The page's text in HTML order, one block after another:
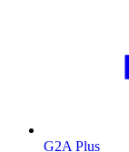
G2A Plus